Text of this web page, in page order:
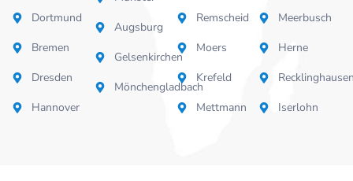
Dortmund
Bremen
Dresden
Hannover
Augsburg
Gelsenkirchen
Mönchengladbach
Remscheid
Moers
Krefeld
Mettmann
Meerbusch
Herne
Iserlohn